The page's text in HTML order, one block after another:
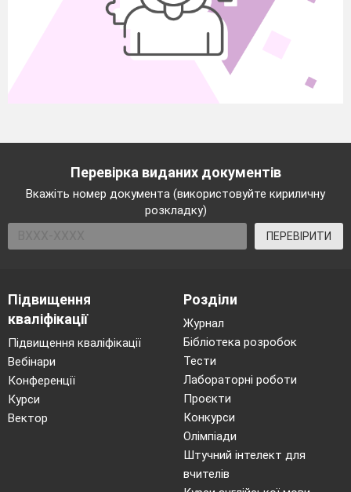
Перевірка виданих документів
Вкажіть номер документа (використовуйте кириличну
розкладку)
ПЕРЕВІРИТИ
Підвищення
кваліфікації
Підвищення кваліфікації
Вебінари
Конференції
Курси
Вектор
Розділи
Журнал
Бібліотека розробок
Тести
Лабораторні роботи
Проєкти
Конкурси
Олімпіади
Штучний інтелект для
вчителів